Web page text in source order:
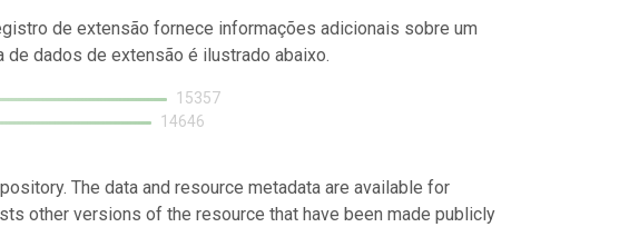
de extensão fornece informações adicionais sobre um
dados de extensão é ilustrado abaixo.
15357
14646
The data and resource metadata are available for
other versions of the resource that have been made publicly